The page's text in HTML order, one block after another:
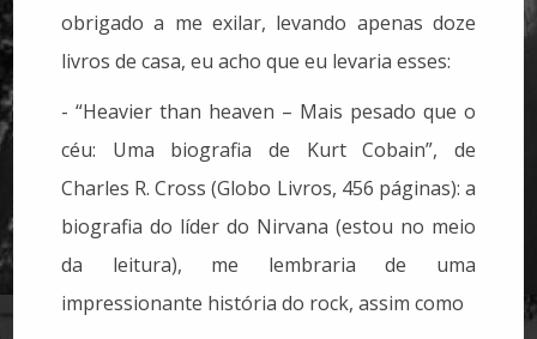
obrigado a me exilar, levando apenas doze
livros de casa, eu acho que eu levaria esses:
- “Heavier than heaven – Mais pesado que o
céu: Uma biografia de Kurt Cobain”, de
Charles R. Cross (Globo Livros, 456 páginas): a
biografia do líder do Nirvana (estou no meio
da leitura), me lembraria de uma
impressionante história do rock, assim como